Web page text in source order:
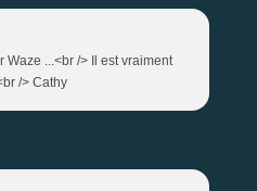
...<br /> Il est vraiment
/> Cathy